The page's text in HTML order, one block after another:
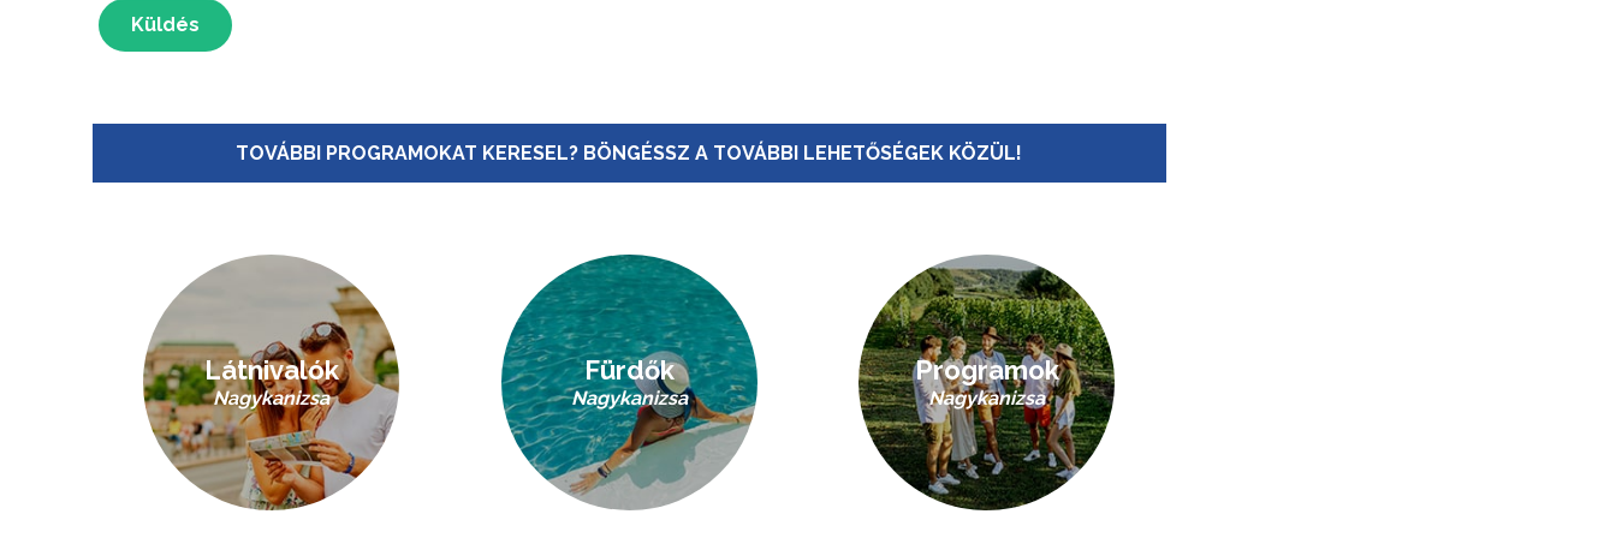
Küldés
TOVÁBBI PROGRAMOKAT KERESEL? BÖNGÉSSZ A TOVÁBBI LEHETŐSÉGEK KÖZÜL!
Látnivalók
Nagykanizsa
Fürdők
Nagykanizsa
Programok
Nagykanizsa